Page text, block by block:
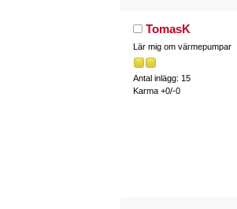
TomasK
Lär mig om värmepumpar
Antal inlägg: 15
Karma +0/-0